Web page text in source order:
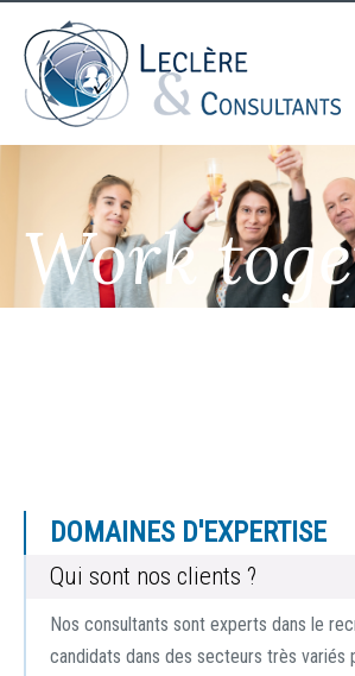
Work
DOMAINES D'EXPERTISE
Qui sont nos clients ?
Nos consultants sont experts dans le
candidats dans des secteurs très variés